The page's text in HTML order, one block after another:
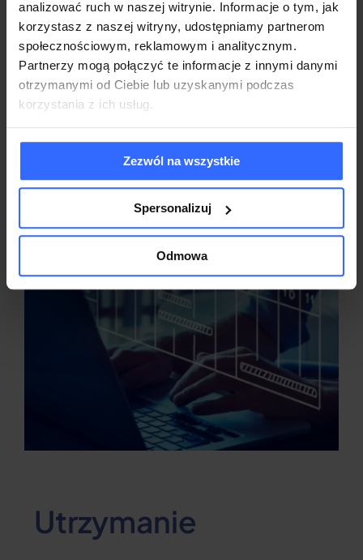
analizować ruch w naszej witrynie. Informacje o tym, jak
korzystasz z naszej witryny, udostępniamy partnerom
społecznościowym, reklamowym i analitycznym.
Partnerzy mogą połączyć te informacje z innymi danymi
otrzymanymi od Ciebie lub uzyskanymi podczas
korzystania z ich usług.
Zezwól na wszystkie
Spersonalizuj
Odmowa
minimalizując przestoje i zapewniając ciągłość
działania Państwa firmy. Nasz zespół dba o
każdy szczegół, aby wdrożone rozwiązania
spełniały najwyższe standardy jakości.
Utrzymanie